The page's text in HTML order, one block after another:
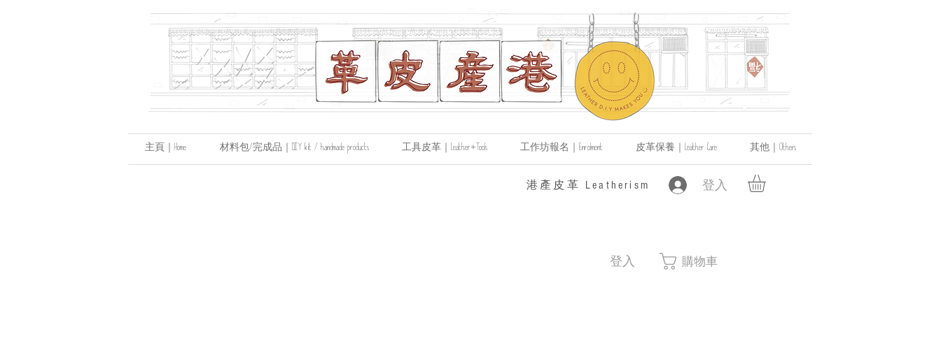
主頁｜Home 材料包/完成品｜DIY kit / handmade products 工具皮革｜Leather+Tools 工作坊報名｜Enrolment 皮革保養｜Leather Care 其他｜Others
登入
​港產皮革 Leatherism
登入 購物車